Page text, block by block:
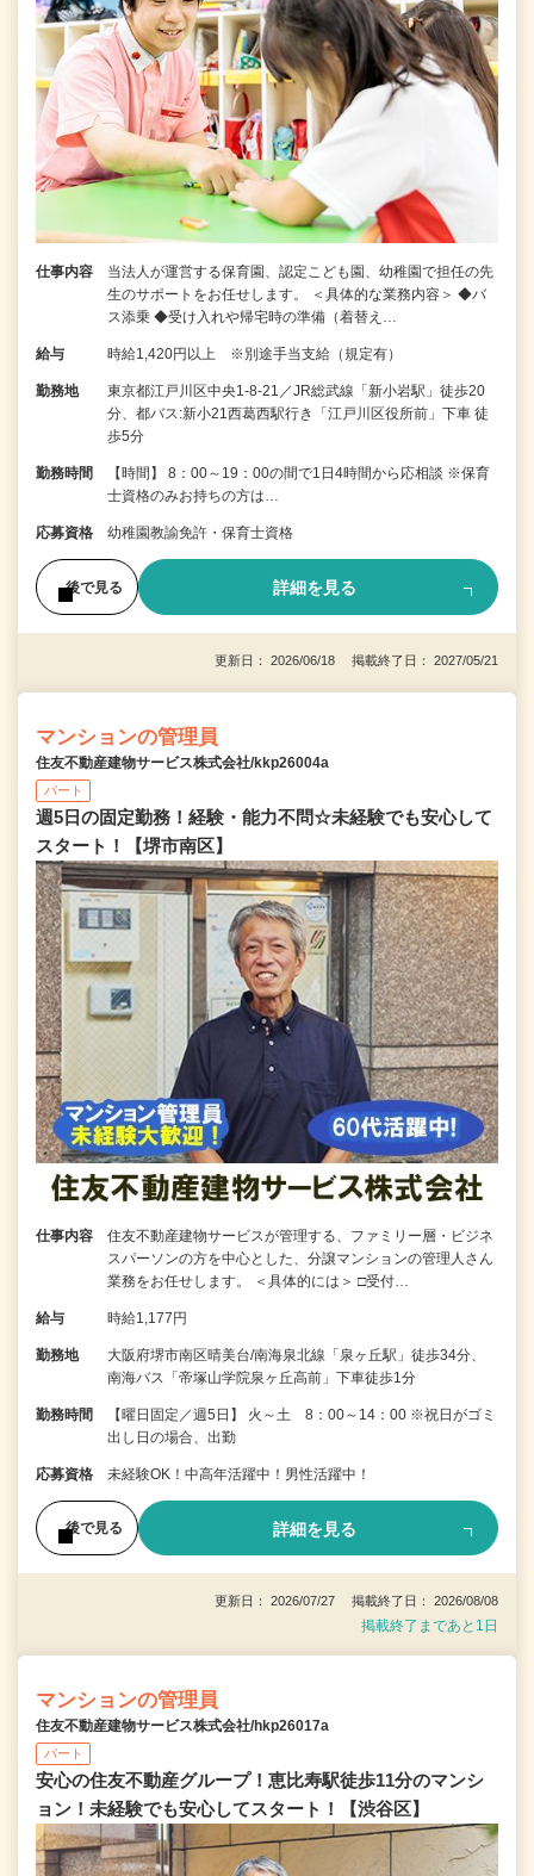
仕事内容
当法人が運営する保育園、認定こども園、幼稚園で担任の先
生のサポートをお任せします。 ＜具体的な業務内容＞ ◆バ
ス添乗 ◆受け入れや帰宅時の準備（着替え…
給与 時給1,420円以上 ※別途手当支給（規定有）
勤務地
東京都江戸川区中央1-8-21／JR総武線「新小岩駅」徒歩20
分、都バス:新小21西葛西駅行き「江戸川区役所前」下車 徒
歩5分
勤務時間
【時間】 8：00～19：00の間で1日4時間から応相談 ※保育
士資格のみお持ちの方は…
応募資格 幼稚園教諭免許・保育士資格
後で見る 詳細を見る
更新日： 2026/06/18 掲載終了日： 2027/05/21
マンションの管理員
住友不動産建物サービス株式会社/kkp26004a
パート
週5日の固定勤務！経験・能力不問☆未経験でも安心して
スタート！【堺市南区】
仕事内容
住友不動産建物サービスが管理する、ファミリー層・ビジネ
スパーソンの方を中心とした、分譲マンションの管理人さん
業務をお任せします。 ＜具体的には＞ □受付…
給与 時給1,177円
勤務地
大阪府堺市南区晴美台/南海泉北線「泉ヶ丘駅」徒歩34分、
南海バス「帝塚山学院泉ヶ丘高前」下車徒歩1分
勤務時間
【曜日固定／週5日】 火～土 8：00～14：00 ※祝日がゴミ
出し日の場合、出勤
応募資格 未経験OK！中高年活躍中！男性活躍中！
後で見る 詳細を見る
更新日： 2026/07/27 掲載終了日： 2026/08/08
掲載終了まであと1日
マンションの管理員
住友不動産建物サービス株式会社/hkp26017a
パート
安心の住友不動産グループ！恵比寿駅徒歩11分のマンシ
ョン！未経験でも安心してスタート！【渋谷区】